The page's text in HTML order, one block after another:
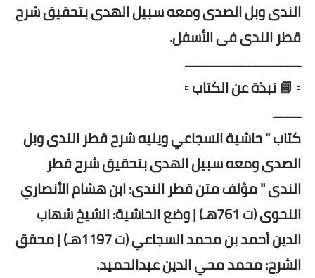
الندى وبل الصدى ومعه سبيل الهدى بتحقيق شرح
قطر الندى فى الأسفل.
ـــــــــــــــــــــــــــــــــ
▫️ 📘 نبذة عن الكتاب ▫️
ــــــــ
كتاب " حاشية السجاعي ويليه شرح قطر الندى وبل
الصدى ومعه سبيل الهدى بتحقيق شرح قطر
الندى " مؤلف متن قطر الندى: ابن هشام الأنصاري
النحوى (ت 761هـ) | وضع الحاشية: الشيخ شهاب
الدين أحمد بن محمد السجاعي (ت 1197هـ) | محقق
الشرح: محمد محي الدين عبدالحميد.